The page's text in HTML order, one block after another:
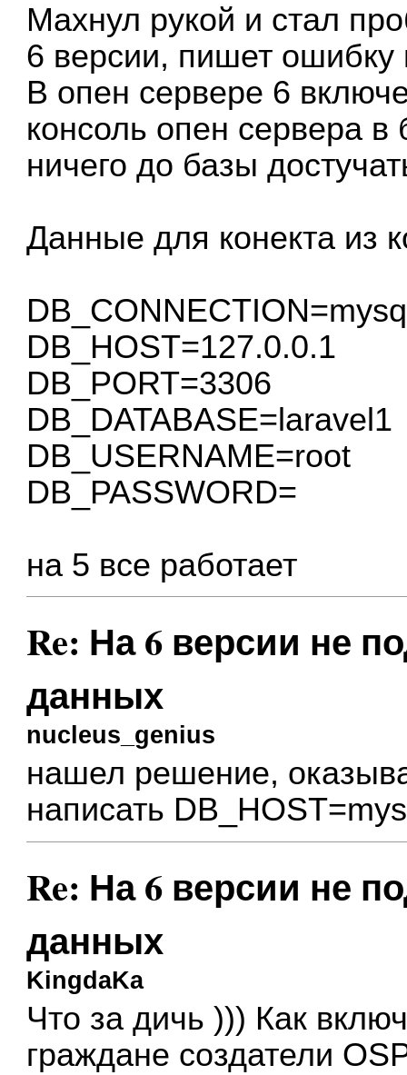
Махнул рукой и стал
6 версии, пишет
В опен сервере 6
консоль опен сервера в
ничего до базы
Данные для конекта из
DB_HOST=127.0.0.1
DB_PORT=3306
DB_DATABASE=laravel1
DB_USERNAME=root
DB_PASSWORD=
на 5 все работает
Re: На 6 версии не
данных
nucleus_genius
нашел решение,
написать
Re: На 6 версии не
данных
KingdaKa
Что за дичь ))) Как
граждане создатели